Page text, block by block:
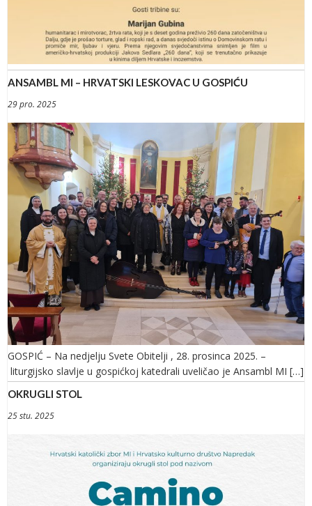
ANSAMBL MI – HRVATSKI LESKOVAC U GOSPIĆU
29 pro. 2025
GOSPIĆ – Na nedjelju Svete Obitelji , 28. prosinca 2025. –
liturgijsko slavlje u gospićkoj katedrali uveličao je Ansambl MI […]
OKRUGLI STOL
25 stu. 2025